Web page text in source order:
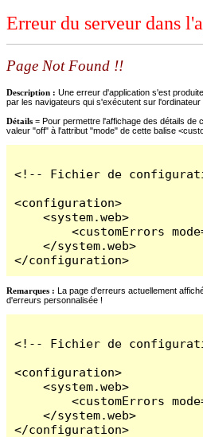
Erreur du serveur dans
Page Not Found !!
Description : Une erreur d'application s'est
par les navigateurs qui s'exécutent sur l'ordinateur
Détails = Pour permettre l'affichage des détails de
valeur "off" à l'attribut "mode" de cette balise
<!-- Fichier de
<configuration>
    <system.web>
<customErrors
    </system.web>
</configuration>
Remarques : La page d'erreurs actuellement
d'erreurs personnalisée !
<!-- Fichier de
<configuration>
    <system.web>
<customErrors
    </system.web>
</configuration>